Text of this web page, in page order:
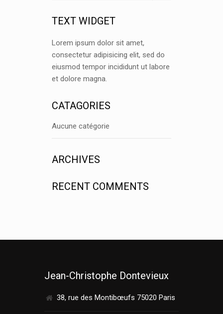
TEXT WIDGET
Lorem ipsum dolor sit amet,
consectetur adipisicing elit, sed do
eiusmod tempor incididunt ut labore
et dolore magna.
CATAGORIES
Aucune catégorie
ARCHIVES
RECENT COMMENTS
Jean-Christophe Dontevieux
38, rue des Montibœufs 75020 Paris